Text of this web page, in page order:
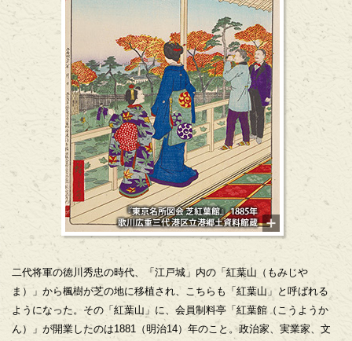
二代将軍の徳川秀忠の時代、「江戸城」内の「紅葉山（もみじや
ま）」から楓樹が芝の地に移植され、こちらも「紅葉山」と呼ばれる
ようになった。その「紅葉山」に、会員制料亭「紅葉館（こうようか
ん）」が開業したのは1881（明治14）年のこと。政治家、実業家、文